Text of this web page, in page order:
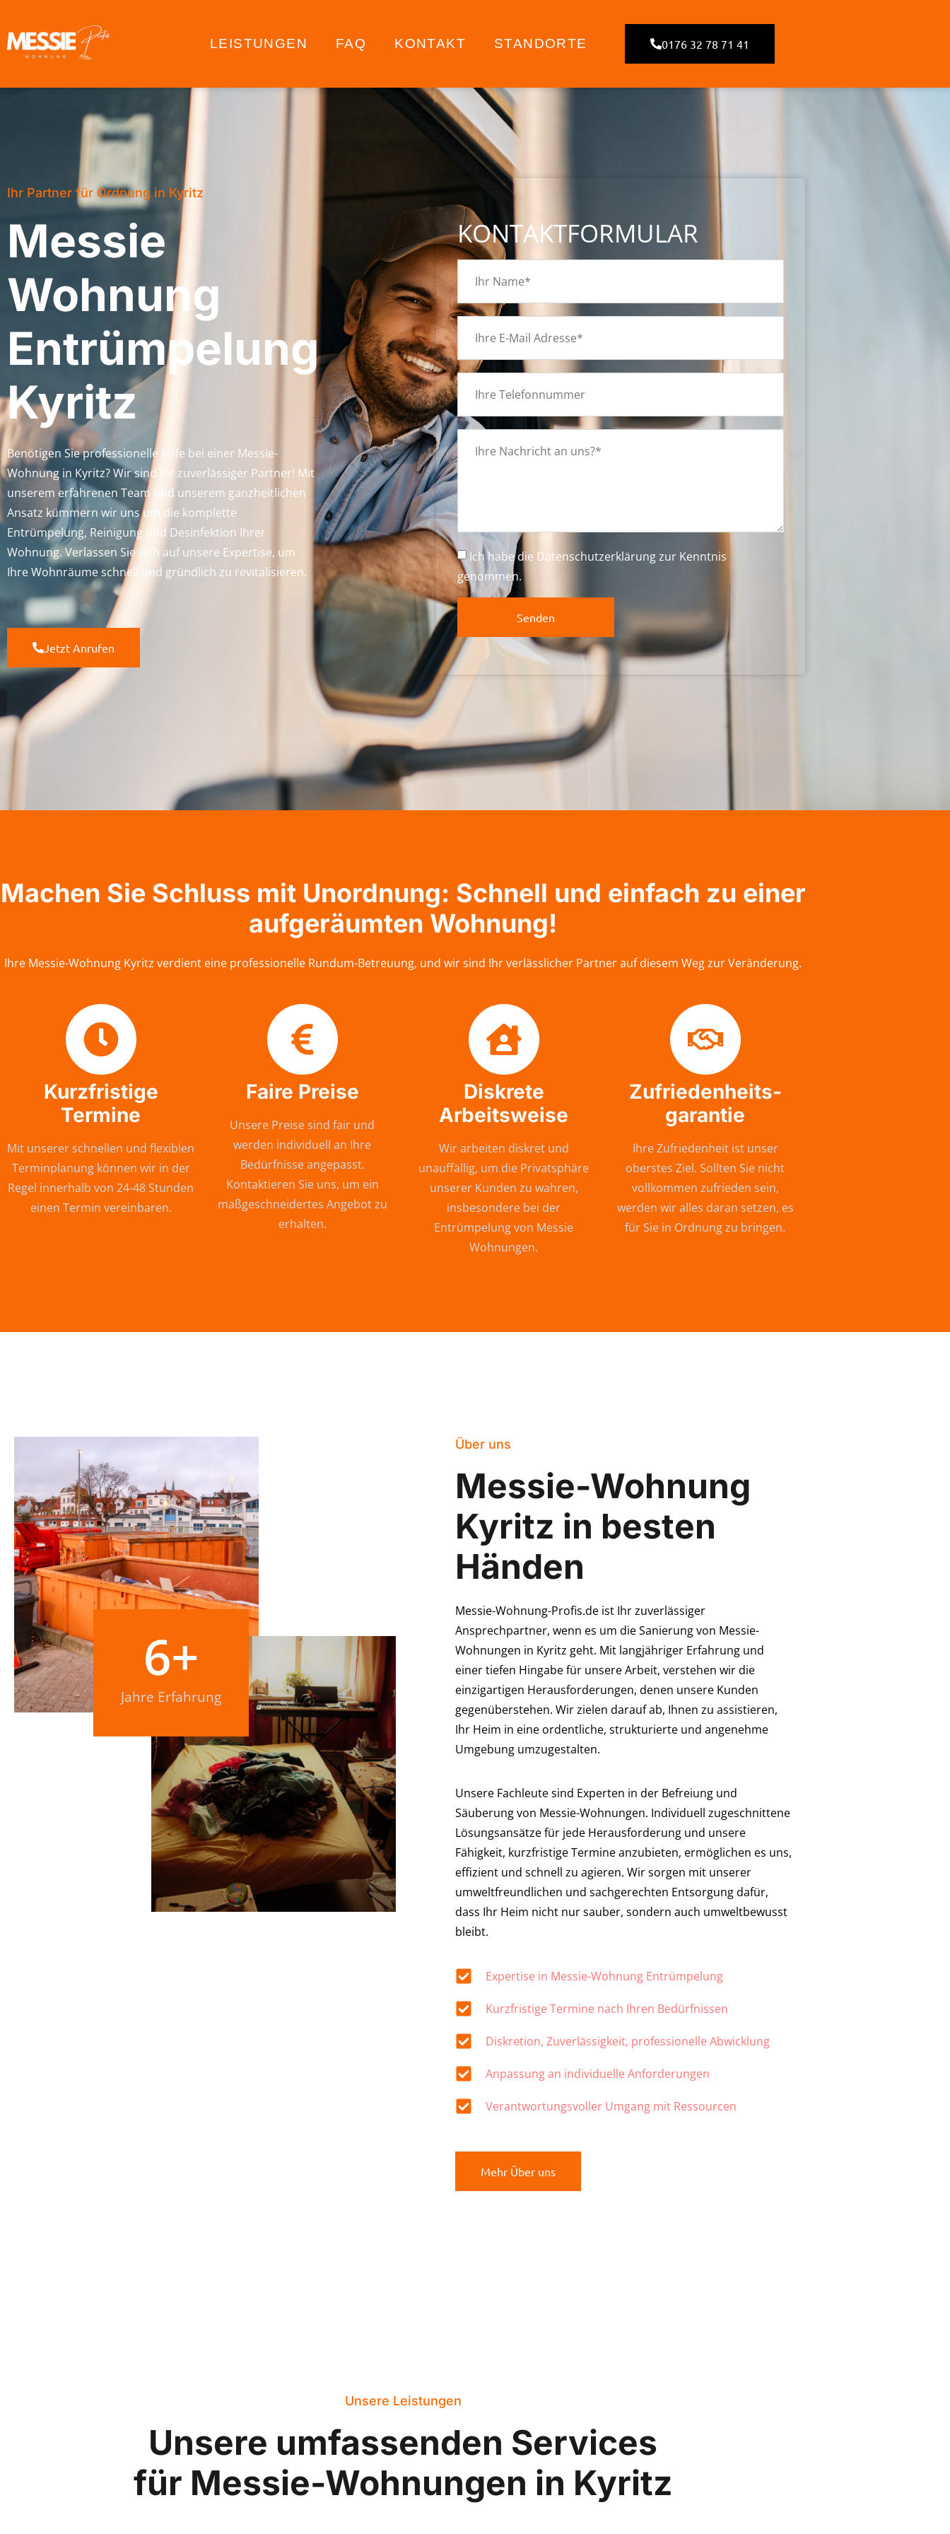
LEISTUNGEN FAQ KONTAKT STANDORTE 0176 32 78 71 41
Ihr Partner für Ordnung in Kyritz
Messie
Wohnung
Entrümpelung
Kyritz
Benötigen Sie professionelle Hilfe bei einer Messie-
Wohnung in Kyritz? Wir sind Ihr zuverlässiger Partner! Mit
unserem erfahrenen Team und unserem ganzheitlichen
Ansatz kümmern wir uns um die komplette
Entrümpelung, Reinigung und Desinfektion Ihrer
Wohnung. Verlassen Sie sich auf unsere Expertise, um
Ihre Wohnräume schnell und gründlich zu revitalisieren.
Jetzt Anrufen
KONTAKTFORMULAR
Ich habe die Datenschutzerklärungzur Kenntnis
genommen.
Senden
Machen Sie Schluss mit Unordnung: Schnell und einfach zu einer
aufgeräumten Wohnung!
Ihre Messie-Wohnung Kyritz verdient eine professionelle Rundum-Betreuung, und wir sind Ihr verlässlicher Partner auf diesem Weg zur Veränderung.
Kurzfristige
Termine
Mit unserer schnellen und flexiblen
Terminplanung können wir in der
Regel innerhalb von 24-48 Stunden
einen Termin vereinbaren.
Faire Preise
Unsere Preise sind fair und
werden individuell an Ihre
Bedürfnisse angepasst.
Kontaktieren Sie uns, um ein
maßgeschneidertes Angebot zu
erhalten.
Diskrete
Arbeitsweise
Wir arbeiten diskret und
unauffällig, um die Privatsphäre
unserer Kunden zu wahren,
insbesondere bei der
Entrümpelung von Messie
Wohnungen.
Zufriedenheits-
garantie
Ihre Zufriedenheit ist unser
oberstes Ziel. Sollten Sie nicht
vollkommen zufrieden sein,
werden wir alles daran setzen, es
für Sie in Ordnung zu bringen.
Jahre Erfahrung
6+
Über uns
Messie-Wohnung
Kyritz in besten
Händen
Messie-Wohnung-Profis.de ist Ihr zuverlässiger
Ansprechpartner, wenn es um die Sanierung von Messie-
Wohnungen in Kyritz geht. Mit langjähriger Erfahrung und
einer tiefen Hingabe für unsere Arbeit, verstehen wir die
einzigartigen Herausforderungen, denen unsere Kunden
gegenüberstehen. Wir zielen darauf ab, Ihnen zu assistieren,
Ihr Heim in eine ordentliche, strukturierte und angenehme
Umgebung umzugestalten.
Unsere Fachleute sind Experten in der Befreiung und
Säuberung von Messie-Wohnungen. Individuell zugeschnittene
Lösungsansätze für jede Herausforderung und unsere
Fähigkeit, kurzfristige Termine anzubieten, ermöglichen es uns,
effizient und schnell zu agieren. Wir sorgen mit unserer
umweltfreundlichen und sachgerechten Entsorgung dafür,
dass Ihr Heim nicht nur sauber, sondern auch umweltbewusst
bleibt.
Expertise in Messie-Wohnung Entrümpelung
Kurzfristige Termine nach Ihren Bedürfnissen
Diskretion, Zuverlässigkeit, professionelle Abwicklung
Anpassung an individuelle Anforderungen
Verantwortungsvoller Umgang mit Ressourcen
Mehr Über uns
Unsere Leistungen
Unsere umfassenden Services
für Messie-Wohnungen in Kyritz